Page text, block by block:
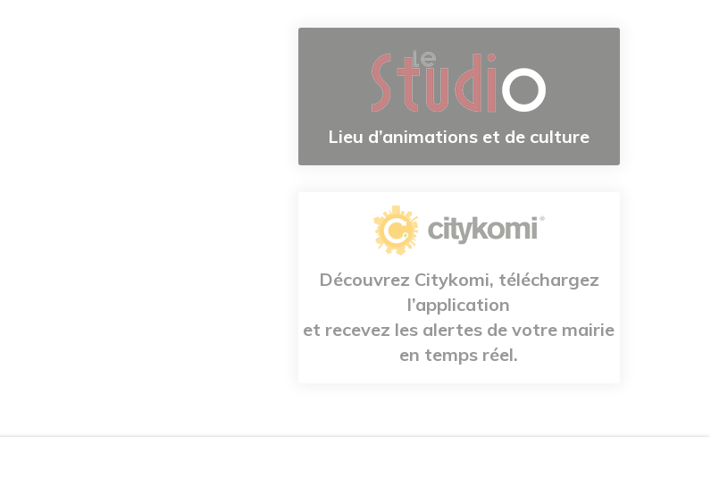
Lieu d’animations et de culture
Découvrez Citykomi, téléchargez
l’application
et recevez les alertes de votre mairie
en temps réel.